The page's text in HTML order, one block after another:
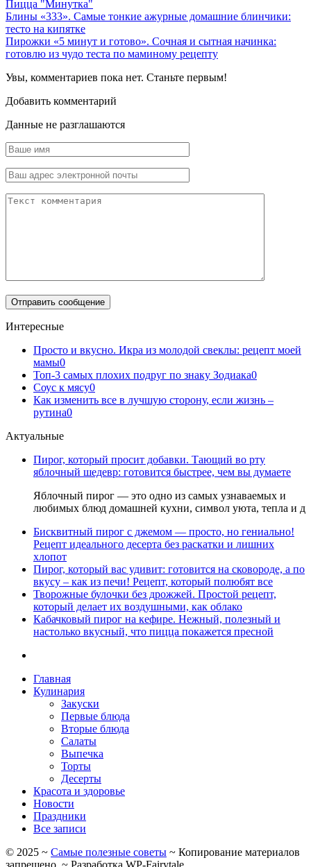
Пицца "Минутка"
Блины «333». Самые тонкие ажурные домашние блинчики:
тесто на кипятке
Пирожки «5 минут и готово». Сочная и сытная начинка:
готовлю из чудо теста по маминому рецепту
Увы, комментариев пока нет. Станьте первым!
Добавить комментарий
Данные не разглашаются
Интересные
Просто и вкусно. Икра из молодой свеклы: рецепт моей
мамы0
Топ-3 самых плохих подруг по знаку Зодиака0
Соус к мясу0
Как изменить все в лучшую сторону, если жизнь –
рутина0
Актуальные
Пирог, который просит добавки. Тающий во рту
яблочный шедевр: готовится быстрее, чем вы думаете
Яблочный пирог — это одно из самых узнаваемых и
любимых блюд домашней кухни, символ уюта, тепла и д
Бисквитный пирог с джемом — просто, но гениально!
Рецепт идеального десерта без раскатки и лишних
хлопот
Пирог, который вас удивит: готовится на сковороде, а по
вкусу – как из печи! Рецепт, который полюбят все
Творожные булочки без дрожжей. Простой рецепт,
который делает их воздушными, как облако
Кабачковый пирог на кефире. Нежный, полезный и
настолько вкусный, что пицца покажется пресной
Главная
Кулинария
Закуски
Первые блюда
Вторые блюда
Салаты
Выпечка
Торты
Десерты
Красота и здоровье
Новости
Праздники
Все записи
© 2025 ~ Самые полезные советы ~ Копирование материалов
запрещено. ~ Разработка WP-Fairytale